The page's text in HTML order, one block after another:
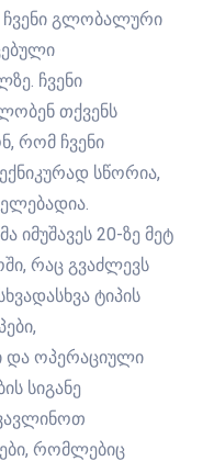
ჩვენი გლობალური
ჩვენი
თქვენს
რომ ჩვენი
სწორია,
იმუშავეს 20-ზე მეტ
რაც გვაძლევს
ტიპის
ოპერაციული
სიგანე
რომლებიც